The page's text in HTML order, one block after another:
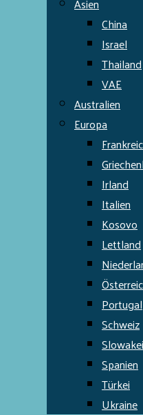
China
Israel
Thailand
VAE
Australien
Europa
Irland
Italien
Kosovo
Lettland
Portugal
Schweiz
Slowakei
Spanien
Türkei
Ukraine